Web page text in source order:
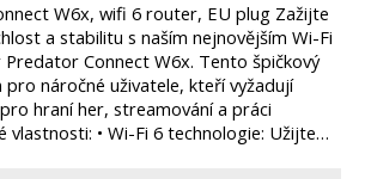
W6x, wifi 6 router, EU plug Zažijte
a stabilitu s naším nejnovějším Wi-Fi
Connect W6x. Tento špičkový
náročné uživatele, kteří vyžadují
hraní her, streamování a práci
vlastnosti: • Wi-Fi 6 technologie: Užijte…